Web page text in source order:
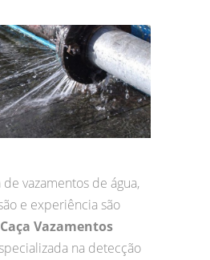
vazamentos de água,
e experiência são
Caça Vazamentos
na detecção